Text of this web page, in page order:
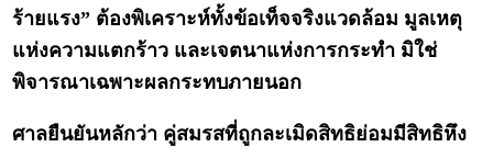
ร้ายแรง” ต้องพิเคราะห์ทั้งข้อเท็จจริงแวดล้อม มูลเหตุ
แห่งความแตกร้าว และเจตนาแห่งการกระทำ มิใช่
พิจารณาเฉพาะผลกระทบภายนอก
ศาลยืนยันหลักว่า คู่สมรสที่ถูกละเมิดสิทธิย่อมมีสิทธิหึง